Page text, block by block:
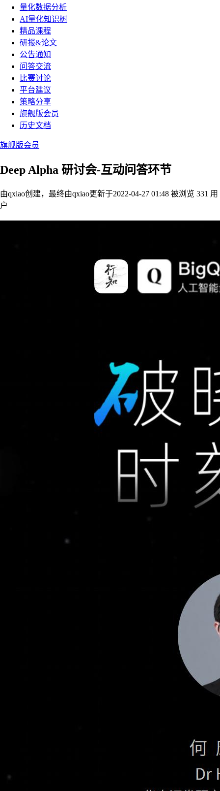
量化数据分析
AI量化知识树
精品课程
研报&论文
公告通知
问答交流
比赛讨论
平台建议
策略分享
旗舰版会员
历史文档
旗舰版会员
Deep Alpha 研讨会-互动问答环节
由qxiao创建，最终由qxiao更新于2022-04-27 01:48 被浏览 331 用
户